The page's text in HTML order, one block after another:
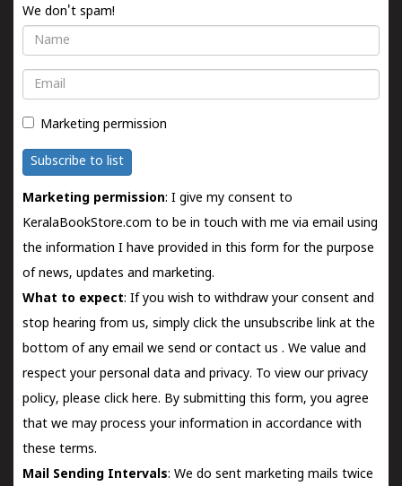
We don't spam!
Name
Email
Marketing permission
Subscribe to list
Marketing permission: I give my consent to
KeralaBookStore.com to be in touch with me via email using
the information I have provided in this form for the purpose
of news, updates and marketing.
What to expect: If you wish to withdraw your consent and
stop hearing from us, simply click the unsubscribe link at the
bottom of any email we send orcontact us . We value and
respect your personal data and privacy. To view our privacy
policy, please click here. By submitting this form, you agree
that we may process your information in accordance with
these terms.
Mail Sending Intervals: We do sent marketing mails twice